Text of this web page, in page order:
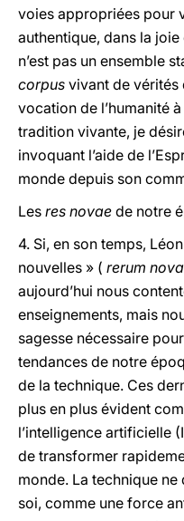
voies appropriées pour
authentique, dans la
n’est pas un ensemble
corpus vivant de vérités
vocation de l’humanité
tradition vivante, je
invoquant l’aide de
monde depuis son
Les res novae de notre
4. Si, en son temps,
nouvelles » ( rerum
aujourd’hui nous
enseignements, mais
sagesse nécessaire
tendances de notre
de la technique. Ces
plus en plus évident
l’intelligence artificielle
de transformer
monde. La technique
soi, comme une force